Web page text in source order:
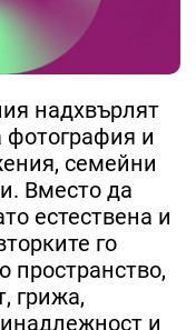
надхвърлят
фотография и
семейни
Вместо да
естествена и
го
пространство,
грижа,
и